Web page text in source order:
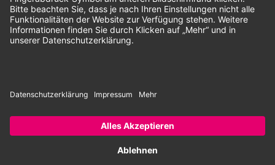
Unsere Zahlungsarten:
Rechnung SEPA-Lastschrift Vorkasse